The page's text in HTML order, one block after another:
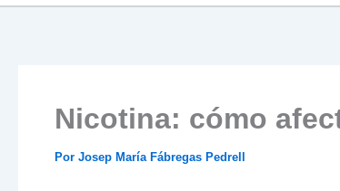
Nicotina: cómo
Por Josep María Fábregas Pedrell